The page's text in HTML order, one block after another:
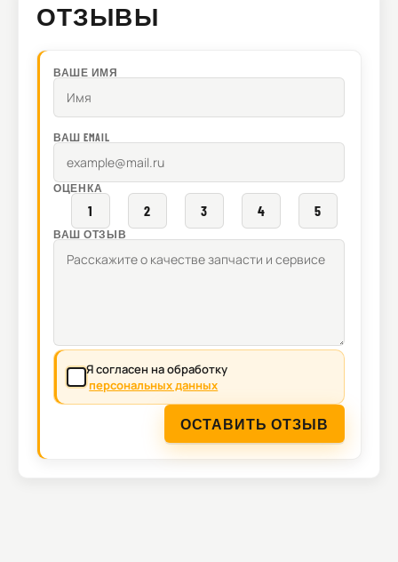
ОТЗЫВЫ
ВАШЕ ИМЯ
ВАШ EMAIL
ОЦЕНКА
1 2 3 4 5
ВАШ ОТЗЫВ
Я согласен на обработку
персональных данных
ОСТАВИТЬ ОТЗЫВ